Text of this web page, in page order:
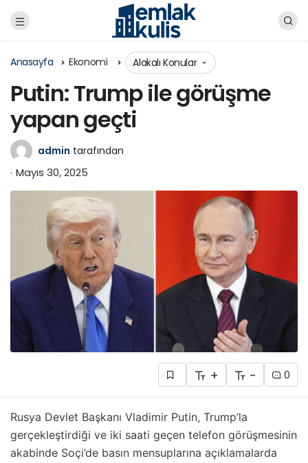
Anasayfa Ekonomi Alakalı Konular
Putin: Trump ile görüşme
yapan geçti
admin tarafından
Mayıs 30, 2025
+ - 0
Rusya Devlet Başkanı Vladimir Putin, Trump’la
gerçekleştirdiği ve iki saati geçen telefon görüşmesinin
akabinde Soçi’de basın mensuplarına açıklamalarda